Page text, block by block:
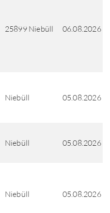
25899 Niebüll 06.08.2026
Niebüll 05.08.2026
Niebüll 05.08.2026
Niebüll 05.08.2026